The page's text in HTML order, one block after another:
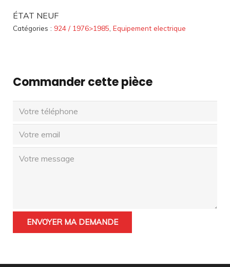
ÉTAT NEUF
Catégories : 924 / 1976>1985 Equipement electrique
Commander cette pièce